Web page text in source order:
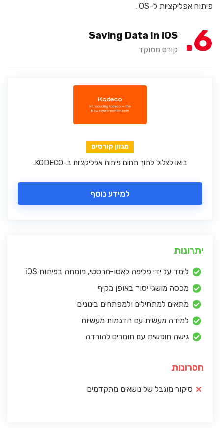
פיתוח אפליקציות ל-iOS.
6
Saving Data in iOS
קורס ממוקד
מגוון קורסים
בואו לצלול לתוך תחום פיתוח אפליקציות ב-KODECO.
למידע נוסף
יתרונות
לימד על ידי פליפה לאסו-מרסטי, מומחה בפיתוח iOS
מכסה מושגי יסוד באופן מקיף
מתאים למתחילים ולמפתחים בינוניים
למידה מעשית עם הדגמות מעשיות
גישה חופשית עם חומרים להורדה
חסרונות
סיקור מוגבל של נושאים מתקדמים